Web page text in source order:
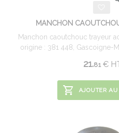
MANCHON
Manchon caoutchouc trayeur
origine : 381 448, Gascoigne-
21.81 €
AJOUTER AU